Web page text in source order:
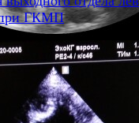
при ГКМП